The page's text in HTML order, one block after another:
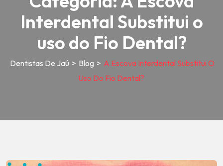
Interdental Substitui o
uso do Fio Dental?
Dentistas De Jaú > Blog > A Escova Interdental Substitui O
Uso Do Fio Dental?